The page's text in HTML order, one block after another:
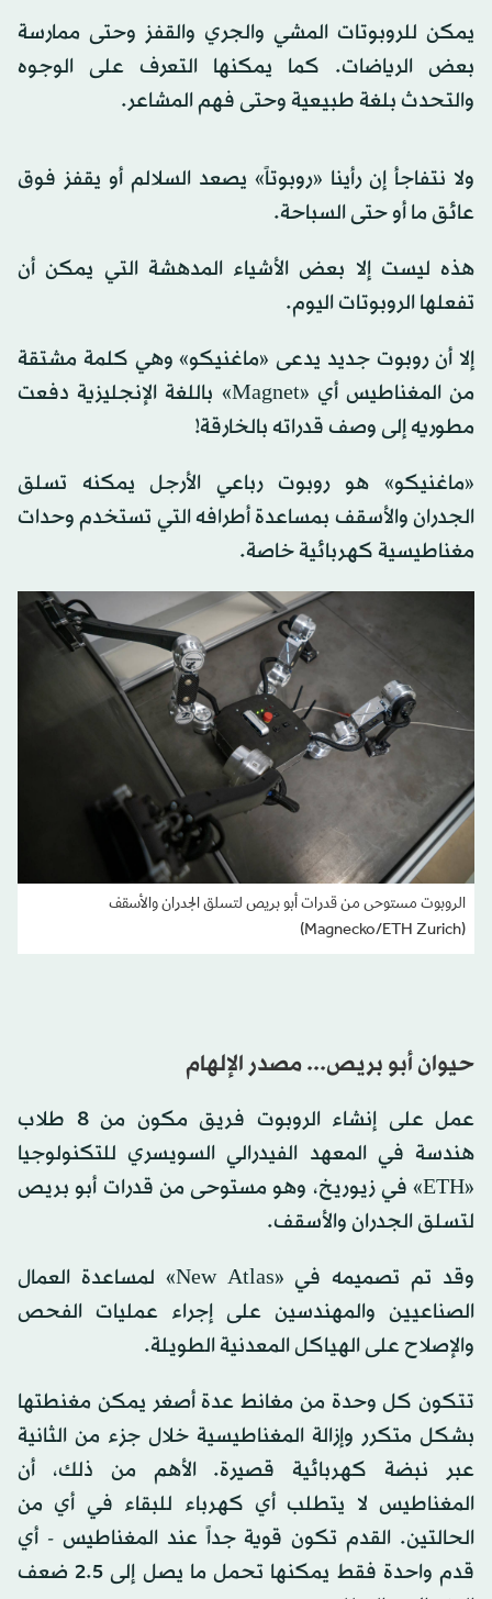
يمكن للروبوتات المشي والجري والقفز وحتى ممارسة
بعض الرياضات. كما يمكنها التعرف على الوجوه
والتحدث بلغة طبيعية وحتى فهم المشاعر.
ولا نتفاجأ إن رأينا «روبوتاً» يصعد السلالم أو يقفز فوق
عائق ما أو حتى السباحة.
هذه ليست إلا بعض الأشياء المدهشة التي يمكن أن
تفعلها الروبوتات اليوم.
إلا أن روبوت جديد يدعى «ماغنيكو» وهي كلمة مشتقة
من المغناطيس أي «Magnet» باللغة الإنجليزية دفعت
مطوريه إلى وصف قدراته بالخارقة!
«ماغنيكو» هو روبوت رباعي الأرجل يمكنه تسلق
الجدران والأسقف بمساعدة أطرافه التي تستخدم وحدات
مغناطيسية كهربائية خاصة.
الروبوت مستوحى من قدرات أبو بريص لتسلق الجدران والأسقف
(Magnecko/ETH Zurich)
حيوان أبو بريص... مصدر الإلهام
عمل على إنشاء الروبوت فريق مكون من 8 طلاب
هندسة في المعهد الفيدرالي السويسري للتكنولوجيا
«ETH» في زيوريخ، وهو مستوحى من قدرات أبو بريص
لتسلق الجدران والأسقف.
وقد تم تصميمه في «New Atlas» لمساعدة العمال
الصناعيين والمهندسين على إجراء عمليات الفحص
والإصلاح على الهياكل المعدنية الطويلة.
تتكون كل وحدة من مغانط عدة أصغر يمكن مغنطتها
بشكل متكرر وإزالة المغناطيسية خلال جزء من الثانية
عبر نبضة كهربائية قصيرة. الأهم من ذلك، أن
المغناطيس لا يتطلب أي كهرباء للبقاء في أي من
الحالتين. القدم تكون قوية جداً عند المغناطيس - أي
قدم واحدة فقط يمكنها تحمل ما يصل إلى 2.5 ضعف